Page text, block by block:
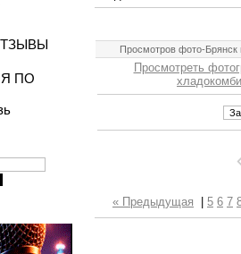
ПО
Просмотров фото-Брянск
Просмотреть
« Предыдущая 5 6 7